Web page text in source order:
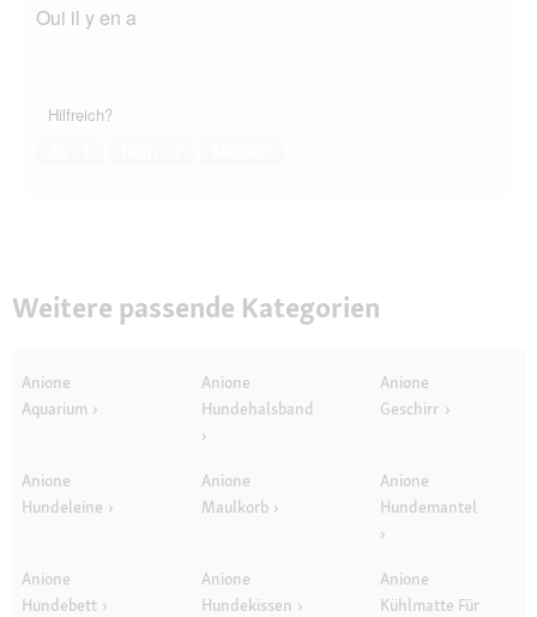
Oui il y en a
Hilfreich?
Weitere passende Kategorien
Anione
Aquarium
Anione
Hundehalsband
Anione
Geschirr
Anione
Hundeleine
Anione
Maulkorb
Anione
Hundemantel
Anione
Hundebett
Anione
Hundekissen
Anione
Kühlmatte Für